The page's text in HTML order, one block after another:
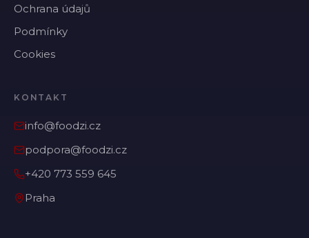
Ochrana údajů
Podmínky
Cookies
KONTAKT
info@foodzi.cz
podpora@foodzi.cz
+420 773 559 645
Praha